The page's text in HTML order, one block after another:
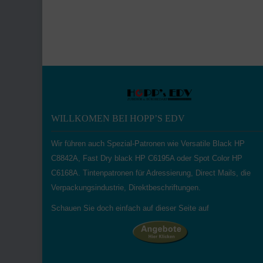
WILLKOMEN BEI HOPP’S EDV
Wir führen auch Spezial-Patronen wie Versatile Black HP
C8842A, Fast Dry black HP C6195A oder Spot Color HP
C6168A. Tintenpatronen für Adressierung, Direct Mails, die
Verpackungsindustrie, Direktbeschriftungen.
Schauen Sie doch einfach auf dieser Seite auf